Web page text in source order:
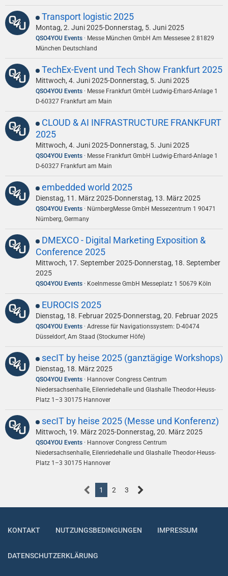
Transport logistic 2025
Montag, 2. Juni 2025-Donnerstag, 5. Juni 2025
QSO4YOU Events
Messe München GmbH Am Messesee 2 81829
München Deutschland
TechEx-Event und Tech Show Frankfurt 2025
Mittwoch, 4. Juni 2025-Donnerstag, 5. Juni 2025
QSO4YOU Events
Messe Frankfurt GmbH Ludwig-Erhard-Anlage 1
D-60327 Frankfurt am Main
CLOUD & AI INFRASTRUCTURE FRANKFURT
2025
Mittwoch, 4. Juni 2025-Donnerstag, 5. Juni 2025
QSO4YOU Events
Messe Frankfurt GmbH Ludwig-Erhard-Anlage 1
D-60327 Frankfurt am Main
embedded world 2025
Dienstag, 11. März 2025-Donnerstag, 13. März 2025
QSO4YOU Events
NürnbergMesse GmbH Messezentrum 1 90471
Nürnberg, Germany
DMEXCO - Digital Marketing Exposition &
Conference 2025
Mittwoch, 17. September 2025-Donnerstag, 18. September
2025
QSO4YOU Events Koelnmesse GmbH Messeplatz 1 50679 Köln
EUROCIS 2025
Dienstag, 18. Februar 2025-Donnerstag, 20. Februar 2025
QSO4YOU Events
Adresse für Navigationssystem: D-40474
Düsseldorf, Am Staad (Stockumer Höfe)
secIT by heise 2025 (ganztägige Workshops)
Dienstag, 18. März 2025
QSO4YOU Events
Hannover Congress Centrum
Niedersachsenhalle, Eilenriedehalle und Glashalle Theodor-Heuss-
Platz 1–3 30175 Hannover
secIT by heise 2025 (Messe und Konferenz)
Mittwoch, 19. März 2025-Donnerstag, 20. März 2025
QSO4YOU Events
Hannover Congress Centrum
Niedersachsenhalle, Eilenriedehalle und Glashalle Theodor-Heuss-
Platz 1–3 30175 Hannover
1 2 3
KONTAKT NUTZUNGSBEDINGUNGEN IMPRESSUM
DATENSCHUTZERKLÄRUNG